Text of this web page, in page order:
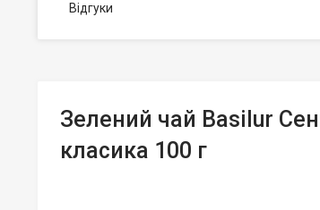
Відгуки
Зелений чай Basilur
класика 100 г